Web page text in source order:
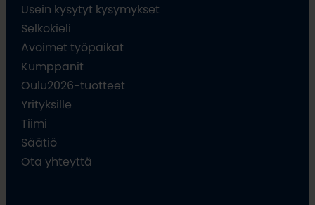
Usein kysytyt kysymykset
Selkokieli
Avoimet työpaikat
Kumppanit
Oulu2026-tuotteet
Yrityksille
Tiimi
Säätiö
Ota yhteyttä